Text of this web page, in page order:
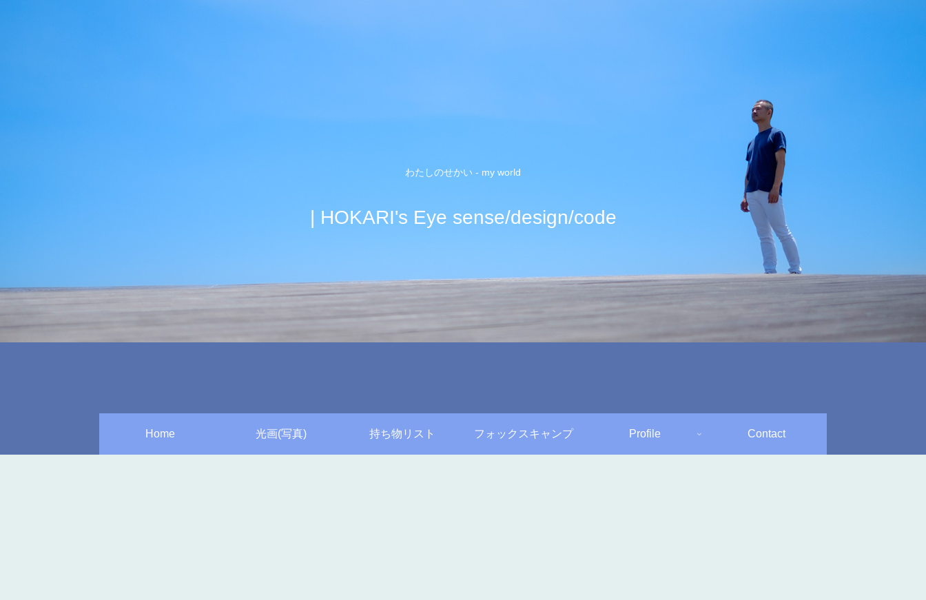
わたしのせかい - my world
| HOKARI's Eye sense/design/code
Home 光画(写真) 持ち物リスト フォックスキャンプ Profile Contact